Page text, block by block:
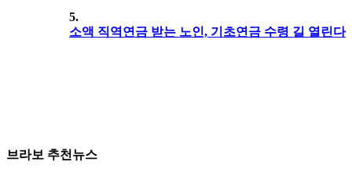
5.
소액 직역연금 받는 노인, 기초연금 수령 길 열린다
브라보 추천뉴스